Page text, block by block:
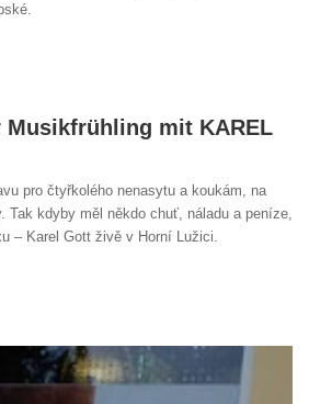
Musikfrühling mit KAREL
pro čtyřkolého nenasytu a koukám, na
Tak kdyby měl někdo chuť, náladu a peníze,
– Karel Gott živě v Horní Lužici.